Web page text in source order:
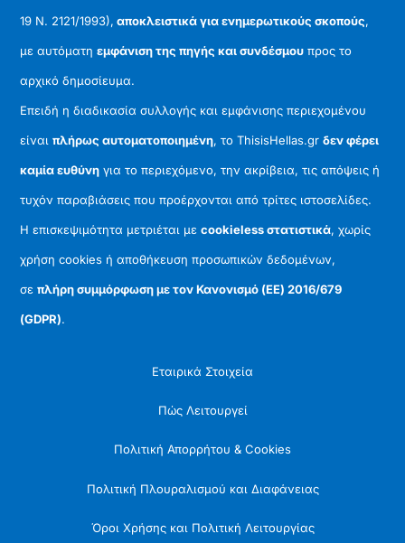
19 Ν. 2121/1993), αποκλειστικά για ενημερωτικούς σκοπούς,
με αυτόματηεμφάνιση της πηγής και συνδέσμου προς το
αρχικό δημοσίευμα.
Επειδή η διαδικασία συλλογής και εμφάνισης περιεχομένου
είναιπλήρως αυτοματοποιημένη, το ThisisHellas.grδεν φέρει
καμία ευθύνη για το περιεχόμενο, την ακρίβεια, τις απόψεις ή
τυχόν παραβιάσεις που προέρχονται από τρίτες ιστοσελίδες.
Η επισκεψιμότητα μετριέται μεcookieless στατιστικά, χωρίς
χρήση cookies ή αποθήκευση προσωπικών δεδομένων,
σεπλήρη συμμόρφωση με τον Κανονισμό (ΕΕ) 2016/679
(GDPR).
Εταιρικά Στοιχεία
Πώς Λειτουργεί
Πολιτική Απορρήτου & Cookies
Πολιτική Πλουραλισμού και Διαφάνειας
Όροι Χρήσης και Πολιτική Λειτουργίας